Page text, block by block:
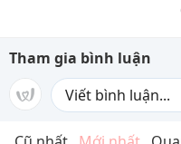
Tham gia bình luận